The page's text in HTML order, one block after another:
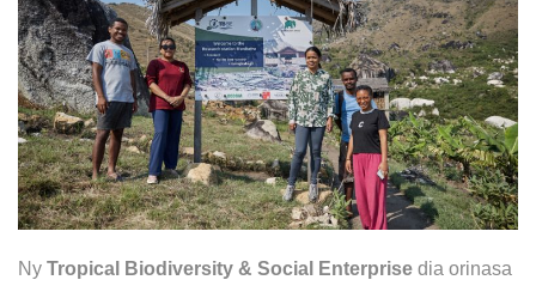
Ny Tropical Biodiversity & Social Enterprise dia orinasa